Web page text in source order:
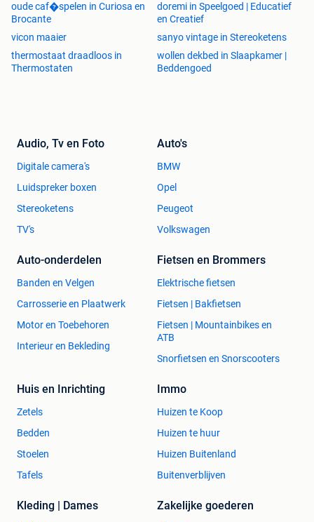
oude caf�spelen in Curiosa en
Brocante
doremi in Speelgoed | Educatief
en Creatief
vicon maaier
sanyo vintage in Stereoketens
thermostaat draadloos in
Thermostaten
wollen dekbed in Slaapkamer |
Beddengoed
Audio, Tv en Foto
Digitale camera's
Luidspreker boxen
Stereoketens
TV's
Auto's
BMW
Opel
Peugeot
Volkswagen
Auto-onderdelen
Banden en Velgen
Carrosserie en Plaatwerk
Motor en Toebehoren
Interieur en Bekleding
Fietsen en Brommers
Elektrische fietsen
Fietsen | Bakfietsen
Fietsen | Mountainbikes en
ATB
Snorfietsen en Snorscooters
Huis en Inrichting
Zetels
Bedden
Stoelen
Tafels
Immo
Huizen te Koop
Huizen te huur
Huizen Buitenland
Buitenverblijven
Kleding | Dames Zakelijke goederen